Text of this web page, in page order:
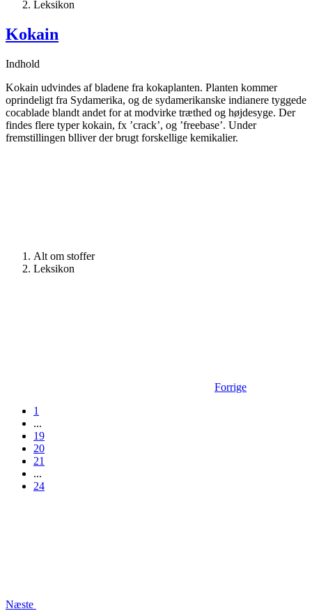
Leksikon
Kokain
Indhold
Kokain udvindes af bladene fra kokaplanten. Planten kommer
oprindeligt fra Sydamerika, og de sydamerikanske indianere tyggede
cocablade blandt andet for at modvirke træthed og højdesyge. Der
findes flere typer kokain, fx ’crack’, og ’freebase’. Under
fremstillingen blliver der brugt forskellige kemikalier.
Alt om stoffer
Leksikon
Forrige
1
...
19
20
21
...
24
Næste